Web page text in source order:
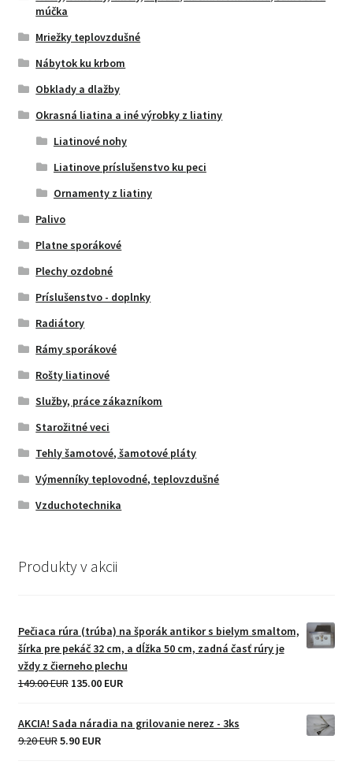
múčka
Mriežky teplovzdušné
Nábytok ku krbom
Obklady a dlažby
Okrasná liatina a iné výrobky z liatiny
Liatinové nohy
Liatinove príslušenstvo ku peci
Ornamenty z liatiny
Palivo
Platne sporákové
Plechy ozdobné
Príslušenstvo - doplnky
Radiátory
Rámy sporákové
Rošty liatinové
Služby, práce zákazníkom
Starožitné veci
Tehly šamotové, šamotové pláty
Výmenníky teplovodné, teplovzdušné
Vzduchotechnika
Produkty v akcii
Pečiaca rúra (trúba) na šporák antikor s bielym smaltom,
šírka pre pekáč 32 cm, a dĺžka 50 cm, zadná časť rúry je
vždy z čierneho plechu
149.00 EUR Original
was:
149.00 EUR.
135.00 EURCurrent
135.00 EUR.
AKCIA! Sada náradia na grilovanie nerez - 3ks
9.20 EUROriginal
5.90 EURCurrent